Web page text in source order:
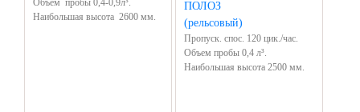
Объем пробы 0,4-0,9л³.
Наибольшая высота 2600 мм.
Пропуск. спос. 120 цик./час.
Объем пробы 0,4 л³.
Наибольшая высота 2500 мм.